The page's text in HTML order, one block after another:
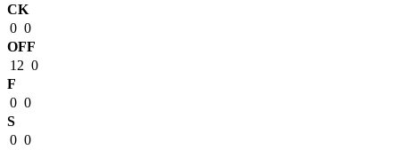
CK
0 0
OFF
12 0
F
0 0
S
0 0